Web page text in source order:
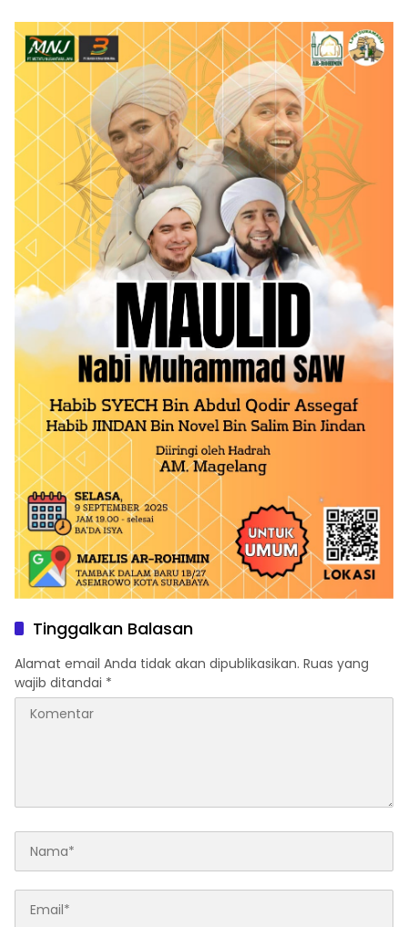
Tinggalkan Balasan
Alamat email Anda tidak akan dipublikasikan. Ruas yang
wajib ditandai *